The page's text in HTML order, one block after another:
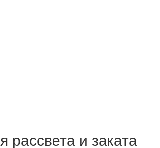
и заката